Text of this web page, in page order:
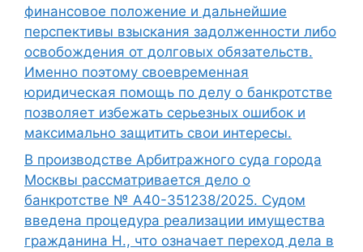
финансовое положение и дальнейшие
перспективы взыскания задолженности либо
освобождения от долговых обязательств.
Именно поэтому своевременная
юридическая помощь по делу о банкротстве
позволяет избежать серьезных ошибок и
максимально защитить свои интересы.
В производстве Арбитражного суда города
Москвы рассматривается дело о
банкротстве № А40-351238/2025. Судом
введена процедура реализации имущества
гражданина Н., что означает переход дела в